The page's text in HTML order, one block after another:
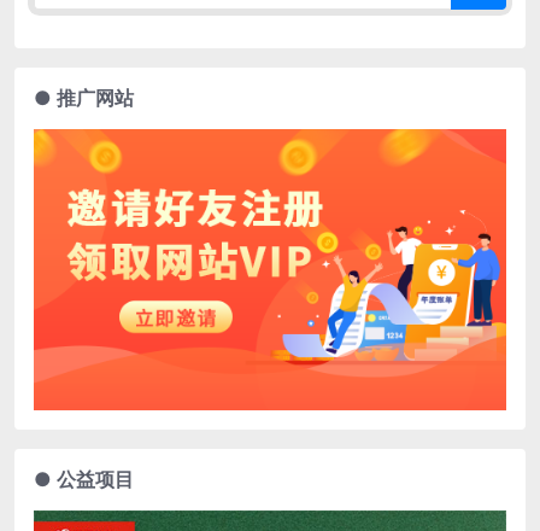
● 推广网站
● 公益项目